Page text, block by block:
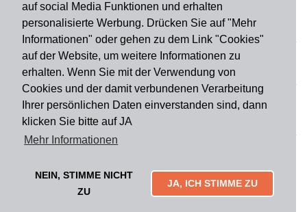
auf social Media Funktionen und erhalten
personalisierte Werbung. Drücken Sie auf "Mehr
Informationen" oder gehen zu dem Link "Cookies"
auf der Website, um weitere Informationen zu
erhalten. Wenn Sie mit der Verwendung von
Cookies und der damit verbundenen Verarbeitung
Ihrer persönlichen Daten einverstanden sind, dann
klicken Sie bitte auf JA
Mehr Informationen
NEIN, STIMME NICHT
ZU
JA, ICH STIMME ZU
Versandart
Du findest uns auch auf
Informationen
Impressum Widerruf
Mytailor croodles